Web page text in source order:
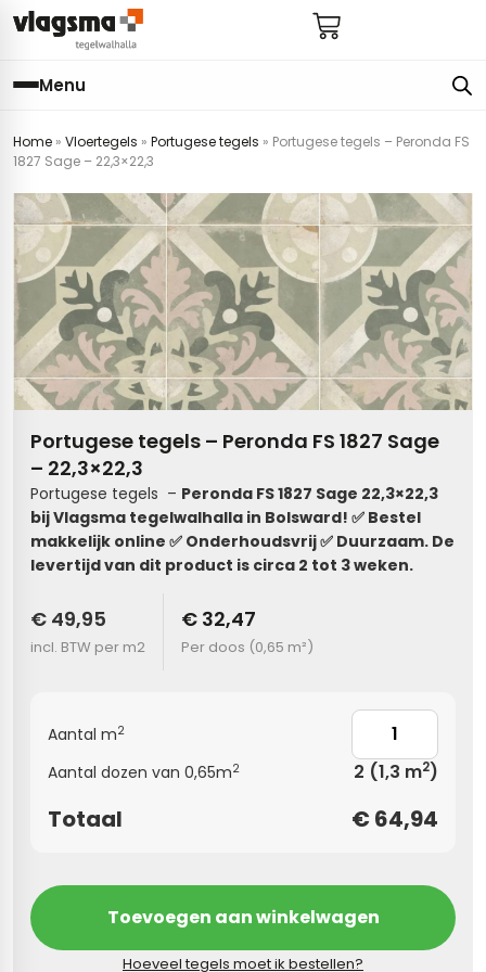
Menu
Home » Vloertegels » Portugese tegels » Portugese tegels – Peronda FS
1827 Sage – 22,3×22,3
Portugese tegels – Peronda FS 1827 Sage
– 22,3×22,3
Portugese tegels – Peronda FS 1827 Sage 22,3×22,3
bij Vlagsma tegelwalhalla in Bolsward! ✅ Bestel
makkelijk online ✅ Onderhoudsvrij ✅ Duurzaam. De
levertijd van dit product is circa 2 tot 3 weken.
€ 49,95
incl. BTW per m2
€ 32,47
Per doos (0,65 m²)
Aantal m2
Aantal dozen van 0,65m2 2 (1,3 m2)
Totaal € 64,94
Toevoegen aan winkelwagen
Hoeveel tegels moet ik bestellen?
badkamer
keuken
toilet
woonkamer
tegels
tegels
badkamer
bijkeuken
keuken
hal
toilet
wandtegels
tegels
(tot €25)